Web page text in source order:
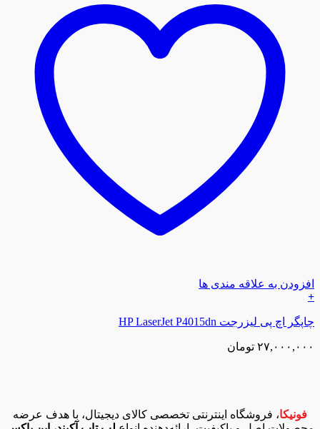
افزودن به علاقه مندی ها
+
چاپگر اچ پی لیزرجت HP LaserJet P4015dn
۲۷,۰۰۰,۰۰۰ تومان
فونیکا، فروشگاه اینترنتی تخصصی کالای دیجیتال، با هدف عرضه